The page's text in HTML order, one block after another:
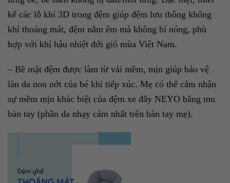
kế các lỗ khí 3D trong đệm giúp đệm lưu thông không
khí thoáng mát, đệm nằm êm mà không bí nóng, phù
hợp với khí hậu nhiệt đới gió mùa Việt Nam.
– Bề mặt đệm được làm từ vải mềm, mịn giúp bảo vệ
làn da non nớt của bé khi tiếp xúc. Mẹ có thể cảm nhận
sự mềm mịn khác biệt của đệm xe đẩy NEYO bằng mu
bàn tay (phần da nhạy cảm nhất trên bàn tay mẹ).